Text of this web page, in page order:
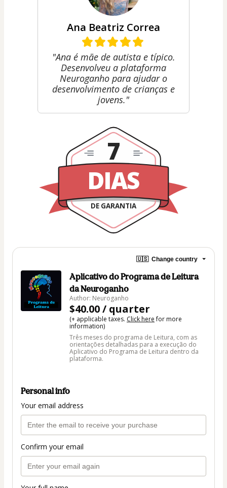
Ana Beatriz Correa
"Ana é mãe de autista e típico.
Desenvolveu a plataforma
Neuroganho para ajudar o
desenvolvimento de crianças e
jovens."
DIAS
DE GARANTIA
7
🇺🇸 Change country
Aplicativo do Programa de Leitura
da Neuroganho
Author: Neuroganho
$40.00 / quarter
(+ applicable taxes. Click herefor more
information)
Três meses do programa de Leitura, com as
orientações detalhadas para a execução do
Aplicativo do Programa de Leitura dentro da
plataforma.
Personal info
Your email address
Confirm your email